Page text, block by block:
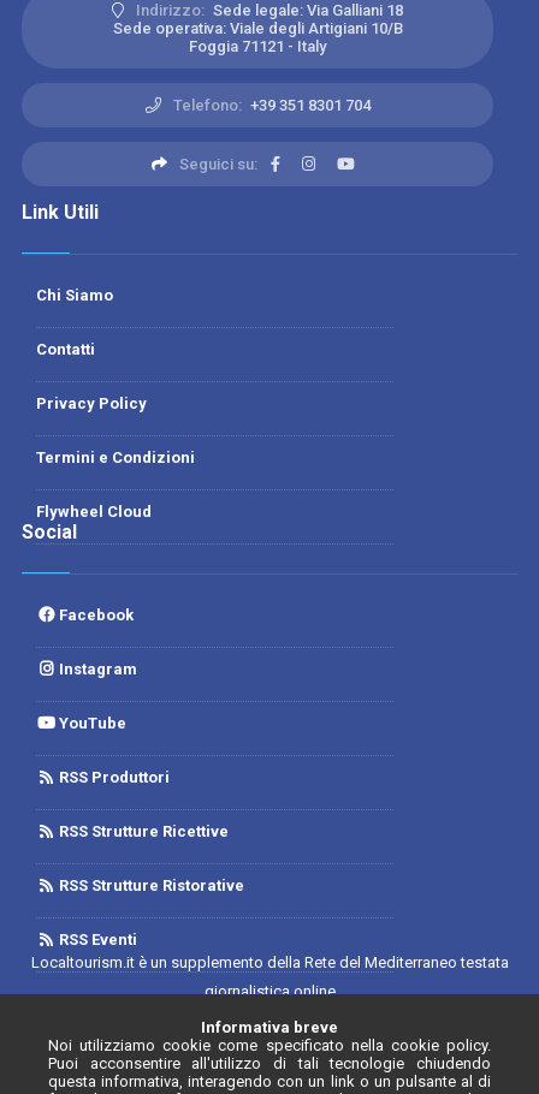
Indirizzo: Sede legale: Via Galliani 18
Sede operativa: Viale degli Artigiani 10/B
Foggia 71121 - Italy
Telefono: +39 351 8301 704
Seguici su:
Link Utili
Chi Siamo
Contatti
Privacy Policy
Termini e Condizioni
Flywheel Cloud
Social
Facebook
Instagram
YouTube
RSS Produttori
RSS Strutture Ricettive
RSS Strutture Ristorative
RSS Eventi
Localtourism.it è un supplemento della Rete del Mediterraneo testata
giornalistica online
Trib. di Foggia n.1893/2019 - Reg. 2/2019- Rete del Mediterraneo
Contratto di Rete Editore
Direttore Responsabile: Luca D'Andrea
Informativa breve
Noi utilizziamo cookie come specificato nella cookie policy.
Puoi acconsentire all'utilizzo di tali tecnologie chiudendo
questa informativa, interagendo con un link o un pulsante al di